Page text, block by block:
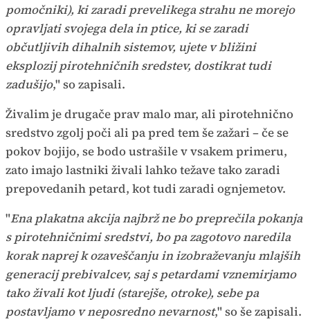
pomočniki), ki zaradi prevelikega strahu ne morejo
opravljati svojega dela in ptice, ki se zaradi
občutljivih dihalnih sistemov, ujete v bližini
eksplozij pirotehničnih sredstev, dostikrat tudi
zadušijo," so zapisali.
Živalim je drugače prav malo mar, ali pirotehnično
sredstvo zgolj poči ali pa pred tem še zažari – če se
pokov bojijo, se bodo ustrašile v vsakem primeru,
zato imajo lastniki živali lahko težave tako zaradi
prepovedanih petard, kot tudi zaradi ognjemetov.
"Ena plakatna akcija najbrž ne bo preprečila pokanja
s pirotehničnimi sredstvi, bo pa zagotovo naredila
korak naprej k ozaveščanju in izobraževanju mlajših
generacij prebivalcev, saj s petardami vznemirjamo
tako živali kot ljudi (starejše, otroke), sebe pa
postavljamo v neposredno nevarnost," so še zapisali.